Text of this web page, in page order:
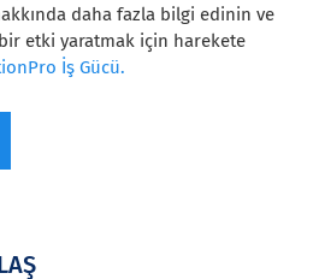
daha fazla bilgi edinin ve
etki yaratmak için harekete
İş Gücü.